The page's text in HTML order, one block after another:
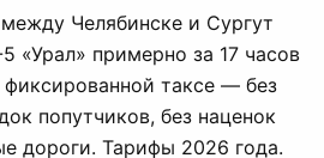
Челябинске и Сургут
«Урал» примерно за 17 часов
таксе — без
попутчиков, без наценок
дороги. Тарифы 2026 года.